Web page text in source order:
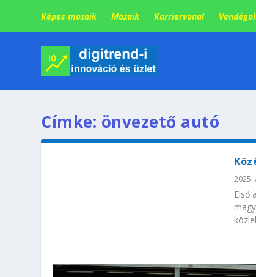
Képes mozaik Mozaik Karriervonal
Címke: önvezető autó
2025.
Első